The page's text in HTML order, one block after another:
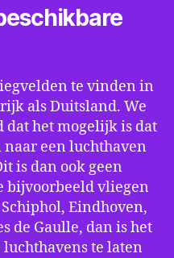
te vinden in
als Duitsland. We
dat het mogelijk is dat
een luchthaven
is dan ook geen
bijvoorbeeld vliegen
Eindhoven,
de Gaulle, dan is het
te laten